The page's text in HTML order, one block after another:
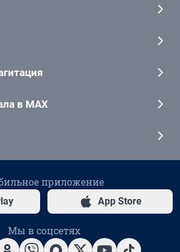
в MAX
приложение
App Store
Мы в соцсетях